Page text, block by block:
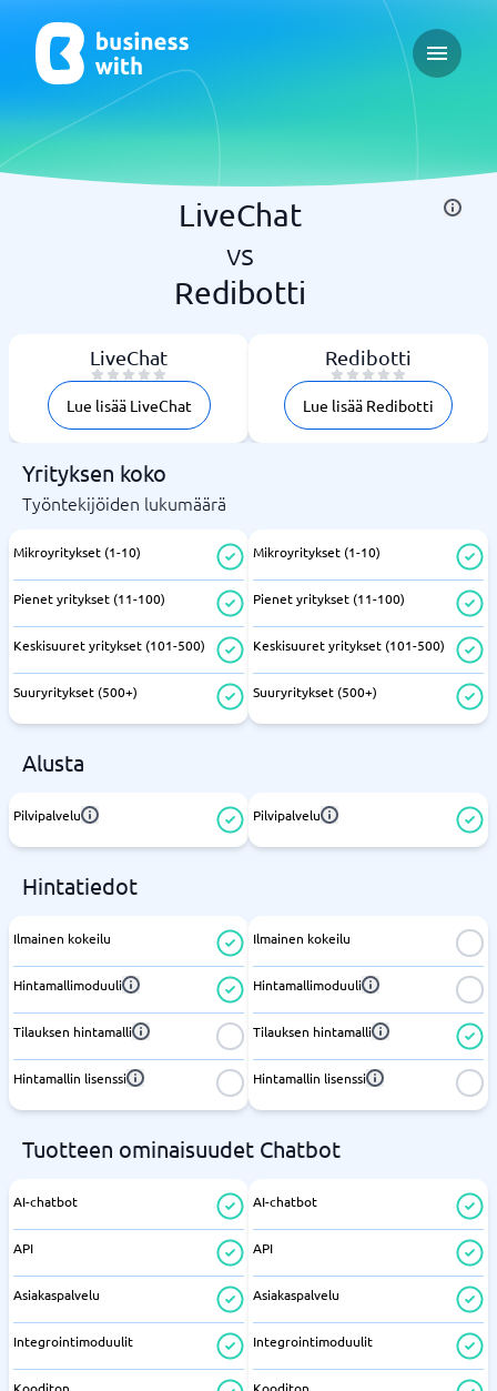
Open
LiveChat
vs
Redibotti
LiveChat
Lue lisää LiveChat
Redibotti
Lue lisää Redibotti
Yrityksen koko
Työntekijöiden lukumäärä
Mikroyritykset (1-10)
Pienet yritykset (11-100)
Keskisuuret yritykset (101-500)
Suuryritykset (500+)
Mikroyritykset (1-10)
Pienet yritykset (11-100)
Keskisuuret yritykset (101-500)
Suuryritykset (500+)
Alusta
Pilvipalvelu Pilvipalvelu
Hintatiedot
Ilmainen kokeilu
Hintamallimoduuli
Tilauksen hintamalli
Hintamallin lisenssi
Ilmainen kokeilu
Hintamallimoduuli
Tilauksen hintamalli
Hintamallin lisenssi
Tuotteen ominaisuudet Chatbot
AI-chatbot
API
Asiakaspalvelu
Integrointimoduulit
AI-chatbot
API
Asiakaspalvelu
Integrointimoduulit